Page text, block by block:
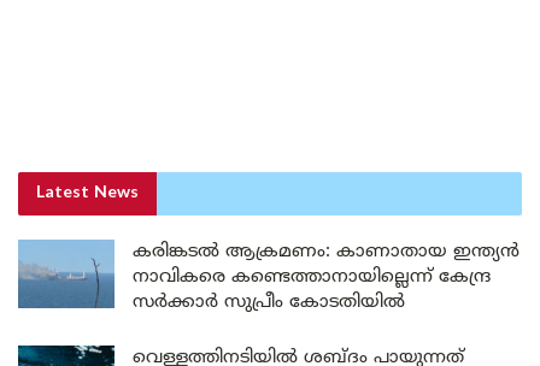
Latest News
കരിങ്കടൽ ആക്രമണം: കാണാതായ ഇന്ത്യൻ
നാവികരെ കണ്ടെത്താനായില്ലെന്ന് കേന്ദ്ര
സർക്കാർ സുപ്രീം കോടതിയിൽ
വെള്ളത്തിനടിയിൽ ശബ്ദം പായുന്നത്